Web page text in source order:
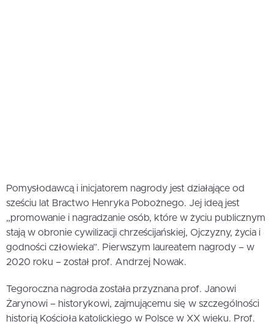
Pomysłodawcą i inicjatorem nagrody jest działające od
sześciu lat Bractwo Henryka Pobożnego. Jej ideą jest
„promowanie i nagradzanie osób, które w życiu publicznym
stają w obronie cywilizacji chrześcijańskiej, Ojczyzny, życia i
godności człowieka”. Pierwszym laureatem nagrody – w
2020 roku – został prof. Andrzej Nowak.
Tegoroczna nagroda została przyznana prof. Janowi
Żarynowi – historykowi, zajmującemu się w szczególności
historią Kościoła katolickiego w Polsce w XX wieku. Prof.